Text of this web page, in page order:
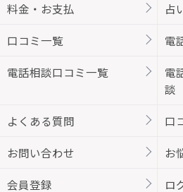
料金・お支払 占
口コミ一覧 電
電話相談口コミ一覧
電
談
よくある質問 口
お問い合わせ お
会員登録 ロ